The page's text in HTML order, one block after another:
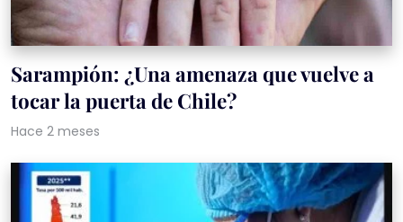
Sarampión: ¿Una amenaza que vuelve a
tocar la puerta de Chile?
Hace 2 meses